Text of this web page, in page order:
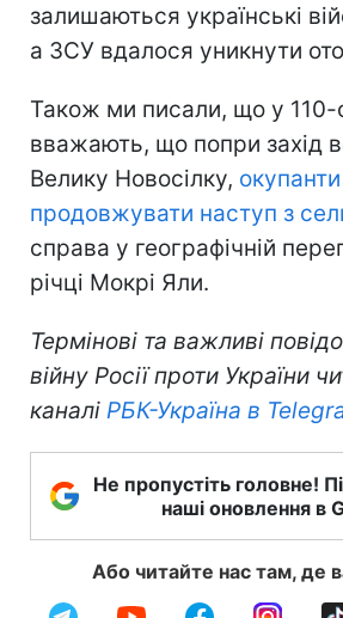
залишаються українські
а ЗСУ вдалося уникнути
Також ми писали, що у
вважають, що попри захід
Велику Новосілку,
продовжувати наступ з
справа у географічній
річці Мокрі Яли.
Термінові та важливі
війну Росії проти України
каналі РБК-Україна в
Не пропустіть головне!
наші оновлення в
Або читайте нас там, де